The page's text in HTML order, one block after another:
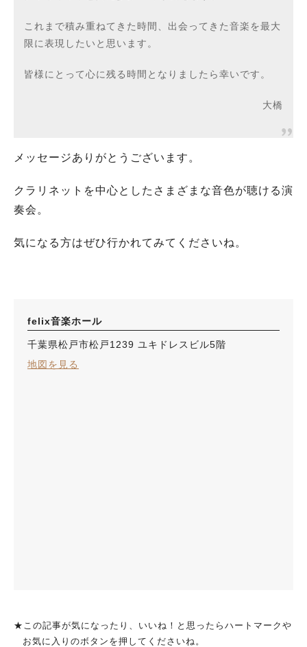
これまで積み重ねてきた時間、出会ってきた音楽を最大
限に表現したいと思います。
皆様にとって心に残る時間となりましたら幸いです。
大橋
メッセージありがとうございます。
クラリネットを中心としたさまざまな音色が聴ける演
奏会。
気になる方はぜひ行かれてみてくださいね。
felix音楽ホール
千葉県松戸市松戸1239 ユキドレスビル5階
地図を見る
★この記事が気になったり、いいね！と思ったらハートマークや
お気に入りのボタンを押してくださいね。